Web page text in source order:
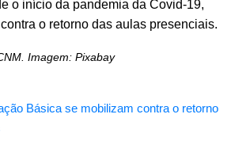
o início da pandemia da Covid-19,
o retorno das aulas presenciais.
Imagem: Pixabay
Básica se mobilizam contra o retorno